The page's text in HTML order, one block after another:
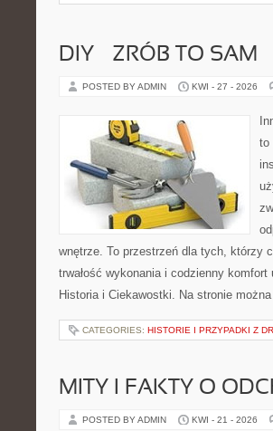
DIY – ZRÓB TO SAM
POSTED BY ADMIN KWI - 27 - 2026
to
wnętrze. To przestrzeń dla tych, którzy
trwałość wykonania i codzienny
Historia i Ciekawostki. Na stronie
CATEGORIES: HISTORIE I PRZYPADKI Z
MITY I FAKTY O
POSTED BY ADMIN KWI - 21 - 2026